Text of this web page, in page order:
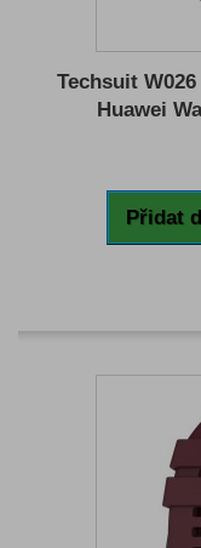
Techsuit
Huawei
Přidat